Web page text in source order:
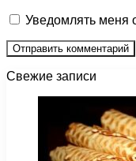
Уведомлять меня
Свежие записи